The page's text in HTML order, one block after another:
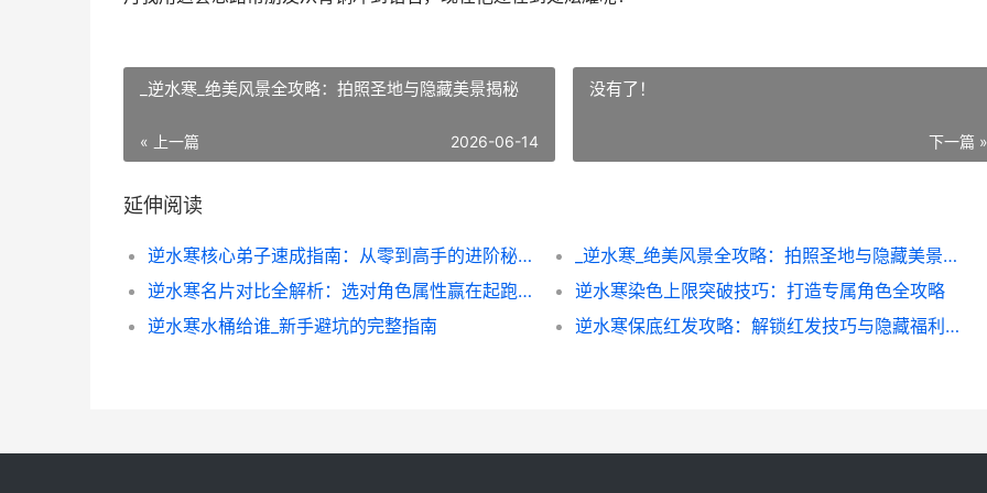
_逆水寒_绝美风景全攻略：拍照圣地与隐藏美景揭秘
« 上一篇 2026-06-14
没有了！
下一篇 »
延伸阅读
逆水寒核心弟子速成指南：从零到高手的进阶秘籍
_逆水寒_绝美风景全攻略：拍照圣地与隐藏美景揭秘
逆水寒名片对比全解析：选对角色属性赢在起跑线_
逆水寒染色上限突破技巧：打造专属角色全攻略
逆水寒水桶给谁_新手避坑的完整指南
逆水寒保底红发攻略：解锁红发技巧与隐藏福利全解析